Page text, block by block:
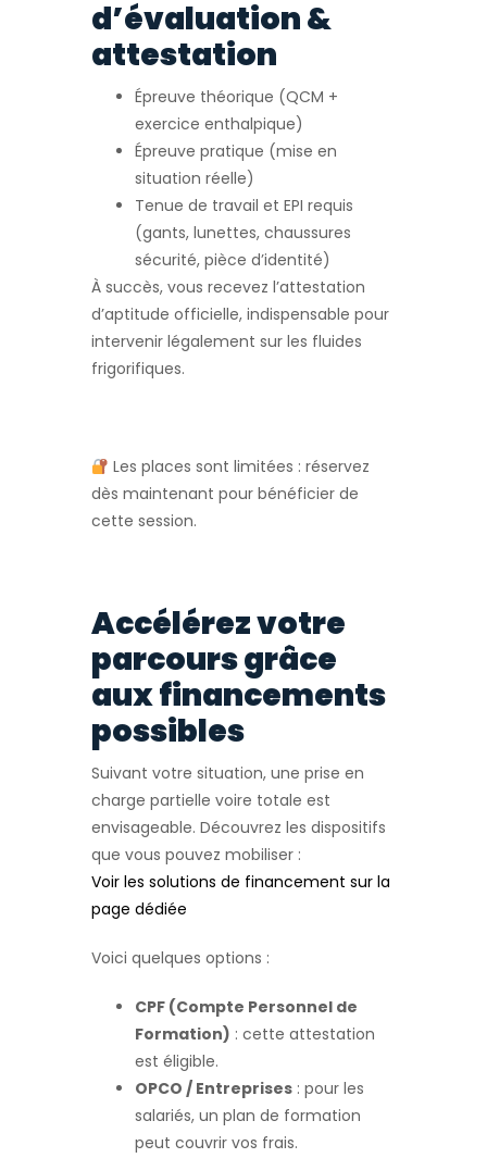
d’évaluation &
attestation
Épreuve théorique (QCM +
exercice enthalpique)
Épreuve pratique (mise en
situation réelle)
Tenue de travail et EPI requis
(gants, lunettes, chaussures
sécurité, pièce d’identité)
À succès, vous recevez l’attestation
d’aptitude officielle, indispensable pour
intervenir légalement sur les fluides
frigorifiques.
Les places sont limitées : réservez
dès maintenant pour bénéficier de
cette session.
Accélérez votre
parcours grâce
aux financements
possibles
Suivant votre situation, une prise en
charge partielle voire totale est
envisageable. Découvrez les dispositifs
que vous pouvez mobiliser :
Voir les solutions de financement sur la
page dédiée
Voici quelques options :
CPF (Compte Personnel de
Formation) : cette attestation
est éligible.
OPCO / Entreprises : pour les
salariés, un plan de formation
peut couvrir vos frais.